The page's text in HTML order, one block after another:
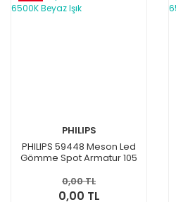
PHILIPS
PHILIPS 59448 Meson Led
Gömme Spot Armatur 105
0,00 TL
0,00 TL